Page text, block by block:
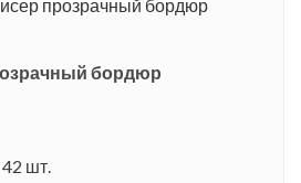
бордюр
42 шт.